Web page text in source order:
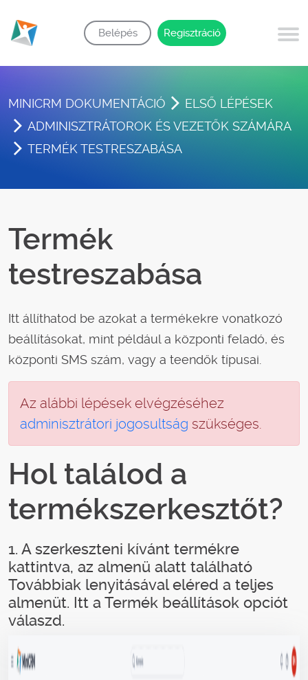
Belépés Regisztráció
MINICRM DOKUMENTÁCIÓ
ELSŐ LÉPÉSEK
ADMINISZTRÁTOROK ÉS VEZETŐK SZÁMÁRA
TERMÉK TESTRESZABÁSA
Termék
testreszabása
Itt állíthatod be azokat a termékekre vonatkozó
beállításokat, mint például a központi feladó, és
központi SMS szám, vagy a teendők típusai.
Az alábbi lépések elvégzéséhez
adminisztrátori jogosultság szükséges.
Hol találod a
termékszerkesztőt?
1. A szerkeszteni kívánt termékre
kattintva, az almenü alatt található
Továbbiak lenyitásával eléred a teljes
almenüt. Itt a Termék beállítások opciót
válaszd.